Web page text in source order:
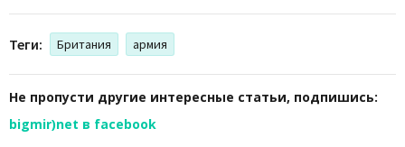
Теги: Британия армия
Не пропусти другие интересные статьи, подпишись:
bigmir)net в facebook